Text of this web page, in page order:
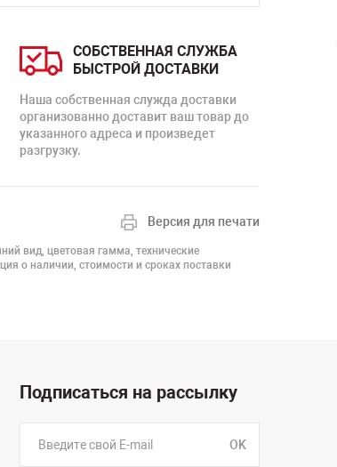
СОБСТВЕННАЯ СЛУЖБА
БЫСТРОЙ ДОСТАВКИ
Наша собственная служда доставки
организованно доставит ваш товар до
указанного адреса и произведет
разгрузку.
Версия для печати
вид, цветовая гамма, технические
о наличии, стоимости и сроках поставки
Подписаться на рассылку
OK